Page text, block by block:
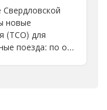
новые
(ТСО) для
поезда: по о...